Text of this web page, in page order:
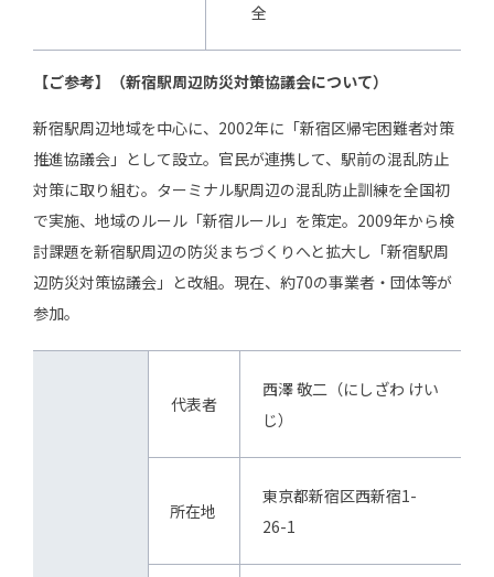
全
【ご参考】（新宿駅周辺防災対策協議会について）
新宿駅周辺地域を中心に、2002年に「新宿区帰宅困難者対策
推進協議会」として設立。官民が連携して、駅前の混乱防止
対策に取り組む。ターミナル駅周辺の混乱防止訓練を全国初
で実施、地域のルール「新宿ルール」を策定。2009年から検
討課題を新宿駅周辺の防災まちづくりへと拡大し「新宿駅周
辺防災対策協議会」と改組。現在、約70の事業者・団体等が
参加。
代表者
西澤 敬二（にしざわ けい
じ）
所在地
東京都新宿区西新宿1-
26-1